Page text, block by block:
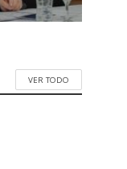
VER TODO